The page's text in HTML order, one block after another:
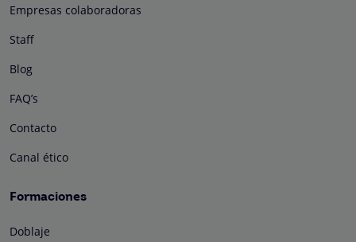
Empresas colaboradoras
Staff
Blog
FAQ’s
Contacto
Canal ético
Formaciones
Doblaje